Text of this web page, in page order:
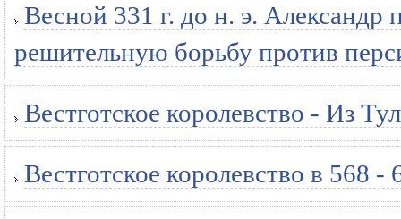
Весной 331 г. до н. э. Александр
решительную борьбу против
Вестготское королевство - Из
Вестготское королевство в 568 -